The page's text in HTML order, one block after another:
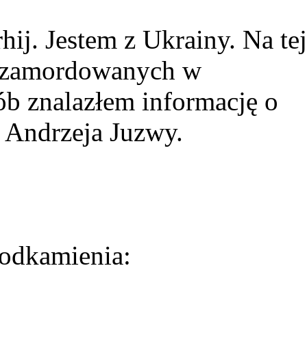
Jestem z Ukrainy. Na tej
w
znalazłem informację o
Juzwy.